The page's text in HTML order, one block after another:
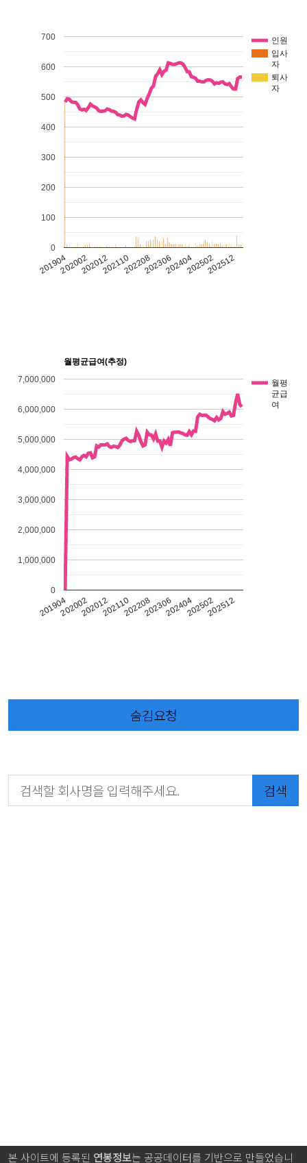
인원
입사
자
퇴사
자
201904202002202012202110202208202306202404202502202512
0
100
200
300
400
500
600
700
월평균급여(추정)
월평
균급
여
201904202002202012202110202208202306202404202502202512
0
1,000,000
2,000,000
3,000,000
4,000,000
5,000,000
6,000,000
7,000,000
숨김요청
검색
본 사이트에 등록된 연봉정보는 공공데이터를 기반으로 만들었습니